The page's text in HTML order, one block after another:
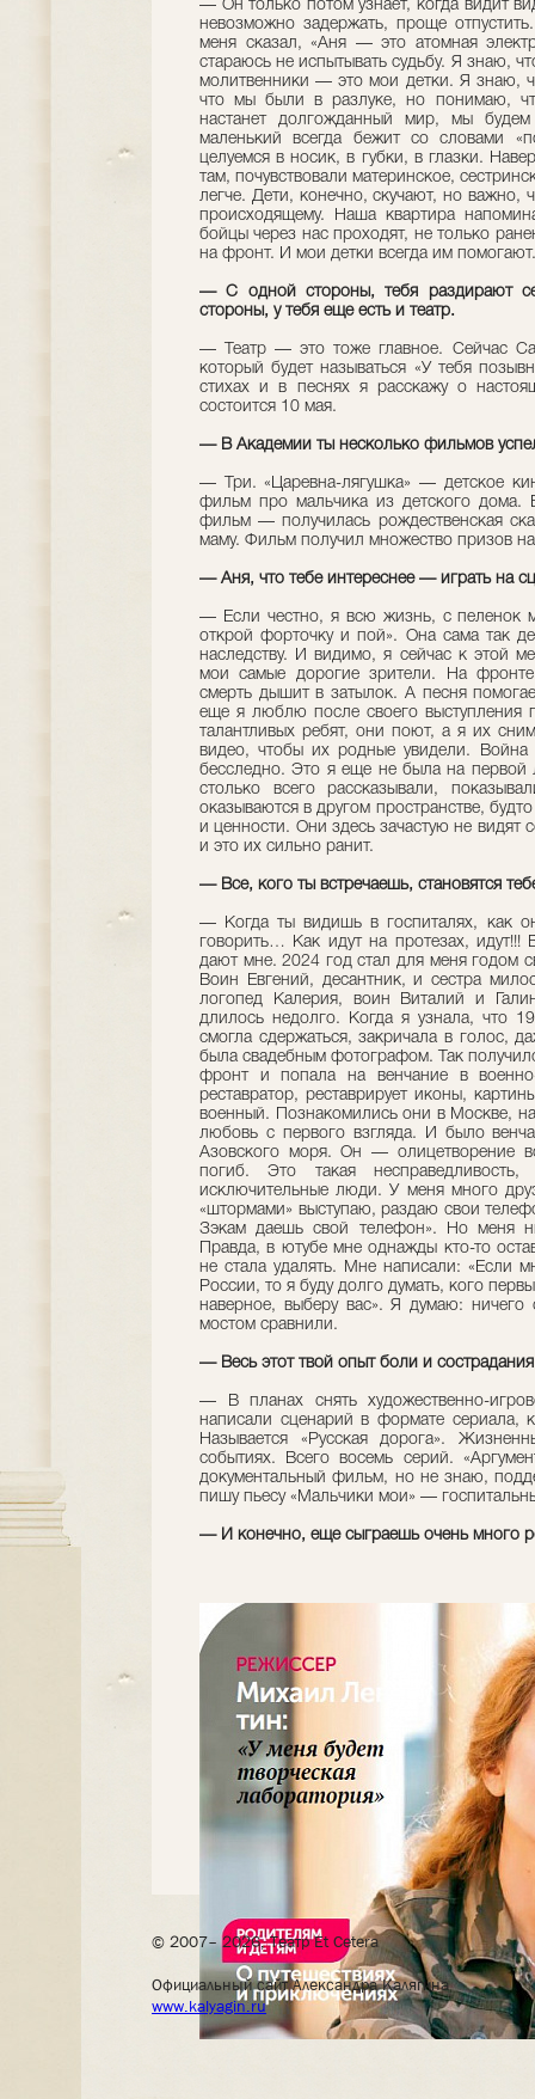
— Он только потом узнает, когда видит
невозможно задержать, проще
меня сказал, «Аня — это атомная
стараюсь не испытывать судьбу. Я знаю,
молитвенники — это мои детки. Я знаю,
что мы были в разлуке, но понимаю,
настанет долгожданный мир, мы
маленький всегда бежит со словами
целуемся в носик, в губки, в глазки.
там, почувствовали материнское,
легче. Дети, конечно, скучают, но важно,
происходящему. Наша квартира
бойцы через нас проходят, не только
на фронт. И мои детки всегда им помогают.
— С одной стороны, тебя раздирают
стороны, у тебя еще есть и театр.
— Театр — это тоже главное. Сейчас
который будет называться «У тебя
стихах и в песнях я расскажу о
состоится 10 мая.
— В Академии ты несколько фильмов
— Три. «Царевна-лягушка» — детское
фильм про мальчика из детского дома.
фильм — получилась рождественская
маму. Фильм получил множество призов
— Аня, что тебе интереснее — играть на
— Если честно, я всю жизнь, с пеленок
открой форточку и пой». Она сама так
наследству. И видимо, я сейчас к этой
мои самые дорогие зрители. На
смерть дышит в затылок. А песня
еще я люблю после своего выступления
талантливых ребят, они поют, а я их
видео, чтобы их родные увидели. Война
бесследно. Это я еще не была на
столько всего рассказывали,
оказываются в другом пространстве,
и ценности. Они здесь зачастую не видят
и это их сильно ранит.
— Все, кого ты встречаешь, становятся
— Когда ты видишь в госпиталях, как
говорить… Как идут на протезах,
дают мне. 2024 год стал для меня годом
Воин Евгений, десантник, и сестра
логопед Калерия, воин Виталий и
длилось недолго. Когда я узнала, что
смогла сдержаться, закричала в голос,
была свадебным фотографом. Так
фронт и попала на венчание в
реставратор, реставрирует иконы,
военный. Познакомились они в Москве,
любовь с первого взгляда. И было
Азовского моря. Он — олицетворение
погиб. Это такая
исключительные люди. У меня много
«штормами» выступаю, раздаю свои
Зэкам даешь свой телефон». Но меня
Правда, в ютубе мне однажды кто-то
не стала удалять. Мне написали: «Если
России, то я буду долго думать, кого
наверное, выберу вас». Я думаю:
мостом сравнили.
— Весь этот твой опыт боли и сострадания
— В планах снять художественно-
написали сценарий в формате сериала,
Называется «Русская дорога».
событиях. Всего восемь серий.
документальный фильм, но не знаю,
пишу пьесу «Мальчики мои» —
— И конечно, еще сыграешь очень много
© 2007– 2026, Театр Et Cetera
Официальный сайт Александра Калягина
www.kalyagin.ru